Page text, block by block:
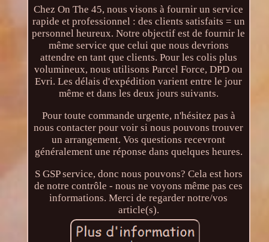
Chez On The 45, nous visons à fournir un service
rapide et professionnel : des clients satisfaits = un
personnel heureux. Notre objectif est de fournir le
même service que celui que nous devrions
attendre en tant que clients. Pour les colis plus
volumineux, nous utilisons Parcel Force, DPD ou
Evri. Les délais d'expédition varient entre le jour
même et dans les deux jours suivants.
Pour toute commande urgente, n'hésitez pas à
nous contacter pour voir si nous pouvons trouver
un arrangement. Vos questions recevront
généralement une réponse dans quelques heures.
S GSP service, donc nous pouvons? Cela est hors
de notre contrôle - nous ne voyons même pas ces
informations. Merci de regarder notre/vos
article(s).